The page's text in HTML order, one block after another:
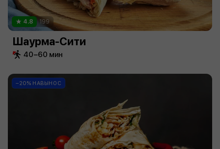
4.8 199
Шаурма-Сити
40−60 мин
−20% НАВЫНОС